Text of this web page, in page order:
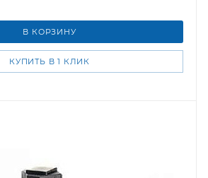
В КОРЗИНУ
КУПИТЬ В 1 КЛИК